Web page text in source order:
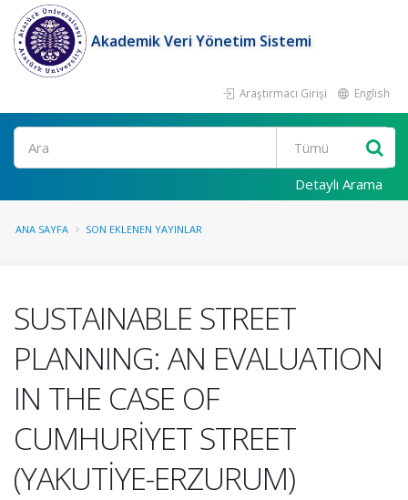
Akademik Veri Yönetim Sistemi
Araştırmacı Girişi English
Ara
Detaylı Arama
ANA SAYFA SON EKLENEN YAYINLAR
SUSTAINABLE STREET
PLANNING: AN EVALUATION
IN THE CASE OF
CUMHURİYET STREET
(YAKUTİYE-ERZURUM)